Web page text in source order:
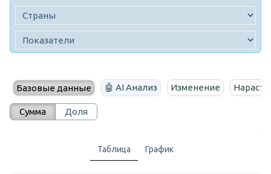
Базовые данные 🤖 AI Анализ Изменение
Сумма Доля
Таблица График